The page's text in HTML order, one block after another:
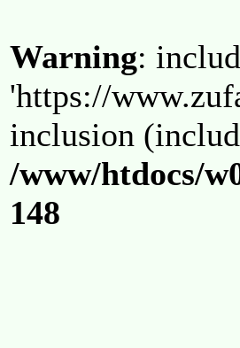
Warning:
'https://
inclusion
/www/htdocs/
148